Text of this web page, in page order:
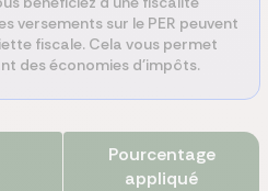
versements sur le PER peuvent
fiscale. Cela vous permet
des économies d'impôts.
Pourcentage
appliqué